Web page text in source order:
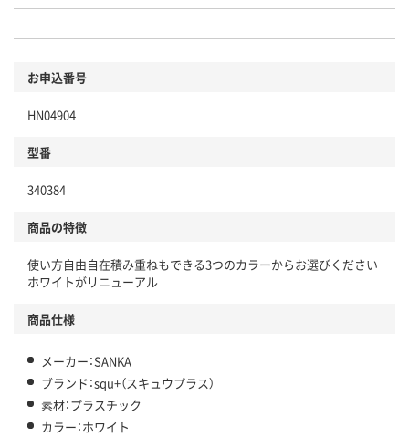
お申込番号
HN04904
型番
340384
商品の特徴
使い方自由自在積み重ねもできる3つのカラーからお選びください
ホワイトがリニューアル
商品仕様
メーカー：SANKA
ブランド：squ+（スキュウプラス）
素材：プラスチック
カラー：ホワイト